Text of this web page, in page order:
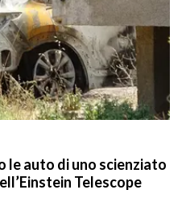
auto di uno scienziato
Telescope